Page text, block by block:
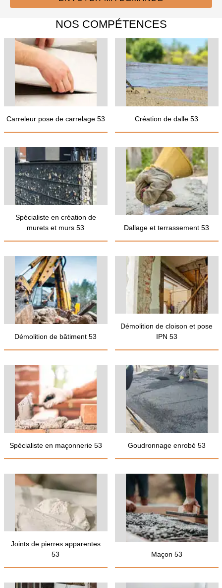
NOS COMPÉTENCES
Carreleur pose de carrelage 53 Création de dalle 53
Spécialiste en création de
murets et murs 53
Dallage et terrassement 53
Démolition de bâtiment 53
Démolition de cloison et pose
IPN 53
Spécialiste en maçonnerie 53 Goudronnage enrobé 53
Joints de pierres apparentes
53
Maçon 53